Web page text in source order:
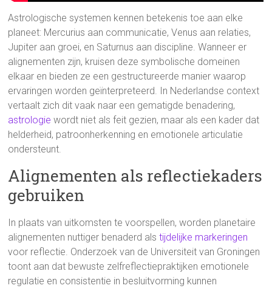
Astrologische systemen kennen betekenis toe aan elke
planeet: Mercurius aan communicatie, Venus aan relaties,
Jupiter aan groei, en Saturnus aan discipline. Wanneer er
alignementen zijn, kruisen deze symbolische domeinen
elkaar en bieden ze een gestructureerde manier waarop
ervaringen worden geïnterpreteerd. In Nederlandse context
vertaalt zich dit vaak naar een gematigde benadering,
astrologie wordt niet als feit gezien, maar als een kader dat
helderheid, patroonherkenning en emotionele articulatie
ondersteunt.
Alignementen als reflectiekaders
gebruiken
In plaats van uitkomsten te voorspellen, worden planetaire
alignementen nuttiger benaderd alstijdelijke markeringen
voor reflectie. Onderzoek van de Universiteit van Groningen
toont aan dat bewuste zelfreflectiepraktijken emotionele
regulatie en consistentie in besluitvorming kunnen